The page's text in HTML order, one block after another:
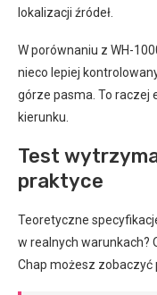
lokalizacji źródeł.
W porównaniu z WH-
nieco lepiej
górze pasma. To raczej
kierunku.
Test
praktyce
Teoretyczne
w realnych warunkach?
Chap możesz zobaczyć